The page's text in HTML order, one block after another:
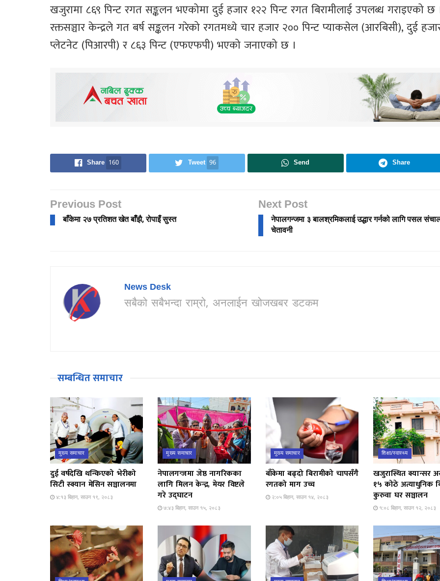
खजुरामा ८६९ पिन्ट रगत सङ्कलन भएकोमा दुई हजार १२२ पिन्ट रगत बिरामीलाई उपलब्ध गराइएको छ
रक्तसञ्चार केन्द्रले गत बर्ष सङ्कलन गरेको रगतमध्ये चार हजार २०० पिन्ट प्याकसेल (आरबिसी), दुई
प्लेटनेट (पिआरपी) र ८६३ पिन्ट (एफएफपी) भएको जनाएको छ ।
Share 160 Tweet 96 Send Share
Previous Post
बाँकेमा २७ प्रतिशत खेत बाँँझै, रोपाइँ सुस्त
Next Post
नेपालगन्जमा ३ बालश्रमिकलाई उद्धार गर्नको लागि पसल
चेतावनी
News Desk
सबैको सबैभन्दा राम्रो, अनलाईन खोजखबर डटकम
सम्बन्धित समाचार
मुख्य समाचार
दुई वर्षदेखि थन्किएको भेरीको
सिटी स्क्यान मेसिन सञ्चालनमा
४:१३ बिहान, साउन १९, २०८३
मुख्य समाचार
नेपालगन्जमा जेष्ठ नागरिकका
लागि मिलन केन्द्र, मेयर विष्टले
गरे उद्घाटन
७:४३ बिहान, साउन १५, २०८३
मुख्य समाचार
बाँकेमा बढ्दो बिरामीको चापसँगै
रगतको माग उच्च
२:०५ बिहान, साउन १४, २०८३
शिक्षा/स्वास्थ्य
खजुरास्थित क्यान्सर
१५ कोठे अत्याधुनिक
कुरुवा घर सञ्चालन
१:०८ बिहान, साउन १२, २०८३